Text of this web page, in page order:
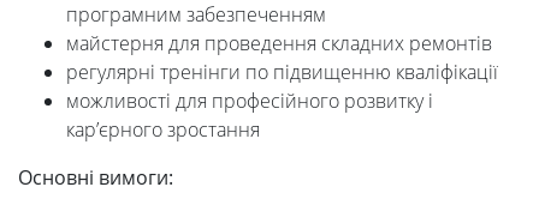
програмним забезпеченням
майстерня для проведення складних ремонтів
регулярні тренінги по підвищенню кваліфікації
можливості для професійного розвитку і
кар’єрного зростання
Основні вимоги: